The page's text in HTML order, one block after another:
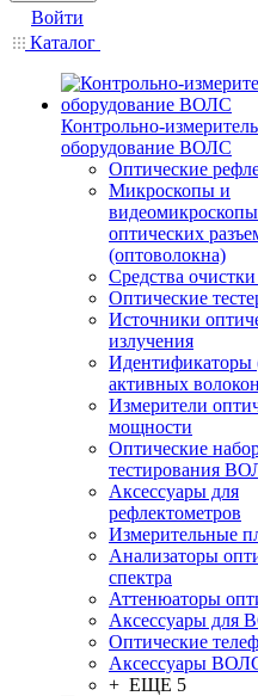
Войти
Каталог
Контрольно-
оборудование ВОЛС
Оптические
Микроскопы и
оптических
(оптоволокна)
Средства
Оптические
Источники
излучения
Идентификаторы
активных волокон
Измерители
мощности
Оптические
тестирования
Аксессуары для
рефлектометров
Измерительные
Анализаторы
спектра
Аттенюаторы
Аксессуары для
Оптические
Аксессуары
+ ЕЩЕ 5